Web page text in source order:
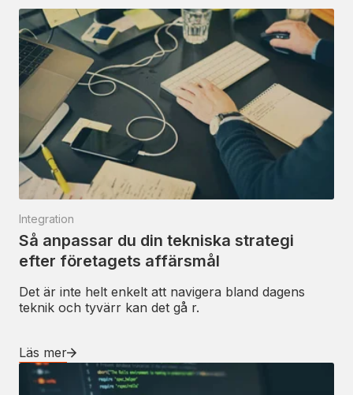
Integration
Så anpassar du din tekniska strategi
efter företagets affärsmål
Det är inte helt enkelt att navigera bland dagens
teknik och tyvärr kan det gå r.
Läs mer